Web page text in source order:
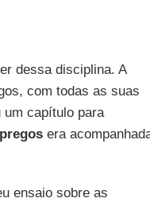
dessa disciplina. A
com todas as suas
capítulo para
era
ensaio sobre as